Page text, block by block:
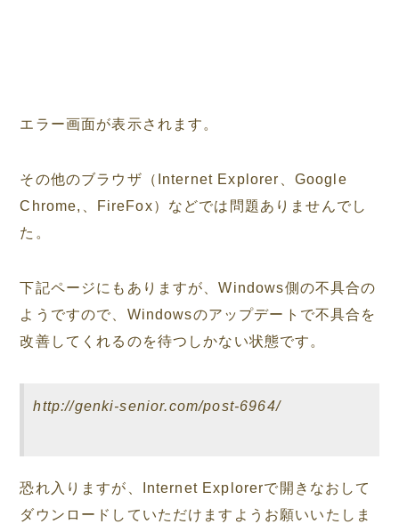
エラー画面が表示されます。
その他のブラウザ（Internet Explorer、Google
Chrome,、FireFox）などでは問題ありませんでし
た。
下記ページにもありますが、Windows側の不具合の
ようですので、Windowsのアップデートで不具合を
改善してくれるのを待つしかない状態です。
http://genki-senior.com/post-6964/
恐れ入りますが、Internet Explorerで開きなおして
ダウンロードしていただけますようお願いいたしま